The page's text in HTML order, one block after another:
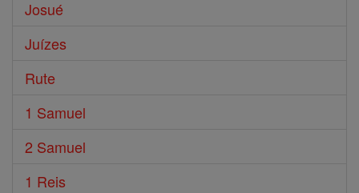
Josué
Juízes
Rute
1 Samuel
2 Samuel
1 Reis